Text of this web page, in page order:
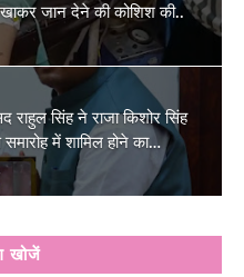
जान देने की कोशिश की..
राहुल सिंह ने राजा किशोर सिंह
समारोह में शामिल होने का
खोजें